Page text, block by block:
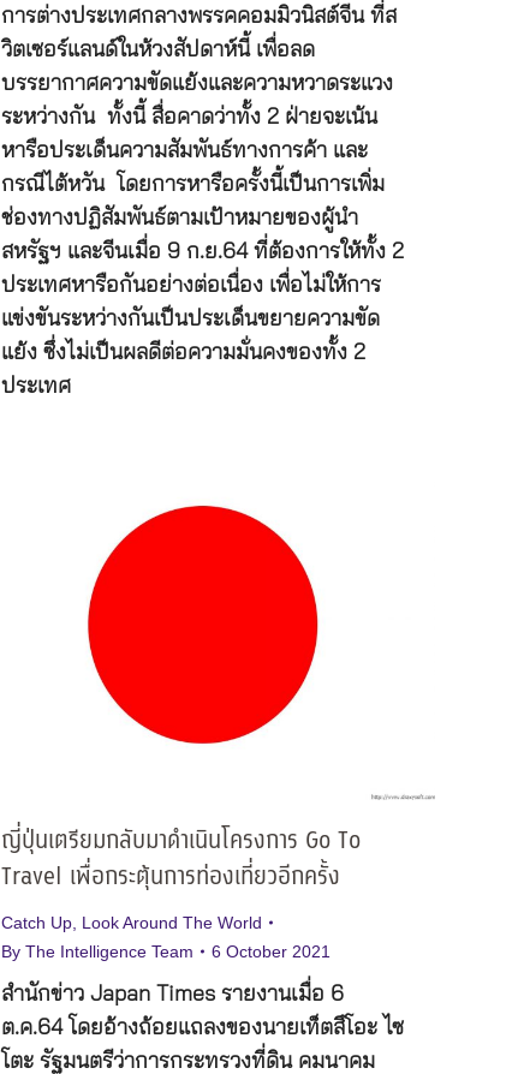
การต่างประเทศกลางพรรคคอมมิวนิสต์จีน ที่ส
วิตเซอร์แลนด์ในห้วงสัปดาห์นี้ เพื่อลด
บรรยากาศความขัดแย้งและความหวาดระแวง
ระหว่างกัน ทั้งนี้ สื่อคาดว่าทั้ง 2 ฝ่ายจะเน้น
หารือประเด็นความสัมพันธ์ทางการค้า และ
กรณีไต้หวัน โดยการหารือครั้งนี้เป็นการเพิ่ม
ช่องทางปฏิสัมพันธ์ตามเป้าหมายของผู้นำ
สหรัฐฯ และจีนเมื่อ 9 ก.ย.64 ที่ต้องการให้ทั้ง 2
ประเทศหารือกันอย่างต่อเนื่อง เพื่อไม่ให้การ
แข่งขันระหว่างกันเป็นประเด็นขยายความขัด
แย้ง ซึ่งไม่เป็นผลดีต่อความมั่นคงของทั้ง 2
ประเทศ
ญี่ปุ่นเตรียมกลับมาดำเนินโครงการ Go To
Travel เพื่อกระตุ้นการท่องเที่ยวอีกครั้ง
Catch Up Look Around The World
By The Intelligence Team 6 October 2021
สำนักข่าว Japan Times รายงานเมื่อ 6
ต.ค.64 โดยอ้างถ้อยแถลงของนายเท็ตสึโอะ ไซ
โตะ รัฐมนตรีว่าการกระทรวงที่ดิน คมนาคม